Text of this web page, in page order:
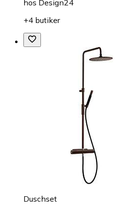
hos Design24
+4 butiker
Duschset